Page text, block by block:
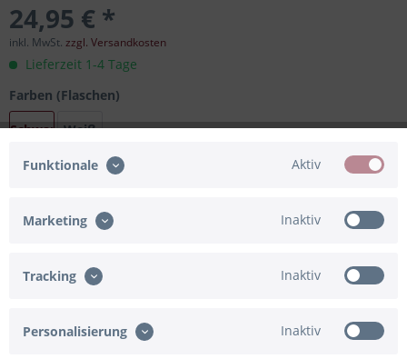
24,95 € *
inkl. MwSt. zzgl. Versandkosten
Lieferzeit 1-4 Tage
Farben (Flaschen)
SchwarzWeiß
Artikel-Nr.:
Beschreibung
Funktionale Aktiv
Marketing Inaktiv
Tracking Inaktiv
Personalisierung Inaktiv